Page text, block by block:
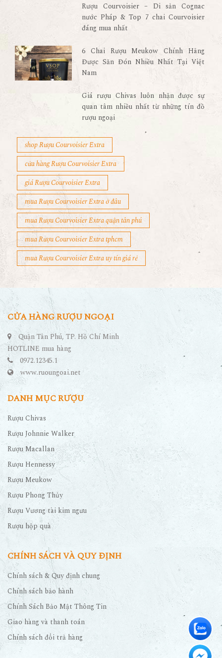
Rượu Courvoisier – Di sản Cognac
nước Pháp & Top 7 chai Courvoisier
đáng mua nhất
6 Chai Rượu Meukow Chính Hãng
Được Săn Đón Nhiều Nhất Tại Việt
Nam
Giá rượu Chivas luôn nhận được sự
quan tâm nhiều nhất từ những tín đồ
rượu ngoại
shop Rượu Courvoisier Extra
cửa hàng Rượu Courvoisier Extra
giá Rượu Courvoisier Extra
mua Rượu Courvoisier Extra ở đâu
mua Rượu Courvoisier Extra quận tân phú
mua Rượu Courvoisier Extra tphcm
mua Rượu Courvoisier Extra uy tín giá rẻ
CỬA HÀNG RƯỢU NGOẠI
Quận Tân Phú, TP. Hồ Chí Minh
HOTLINE mua hàng
0972.12345.1
www.ruoungoai.net
DANH MỤC RƯỢU
Rượu Chivas
Rượu Johnnie Walker
Rượu Macallan
Rượu Hennessy
Rượu Meukow
Rượu Phong Thủy
Rượu Vương tài kim ngưu
Rượu hộp quà
CHÍNH SÁCH VÀ QUY ĐỊNH
Chính sách & Quy định chung
Chính sách bảo hành
Chính Sách Bảo Mật Thông Tin
Giao hàng và thanh toán
Chính sách đổi trả hàng